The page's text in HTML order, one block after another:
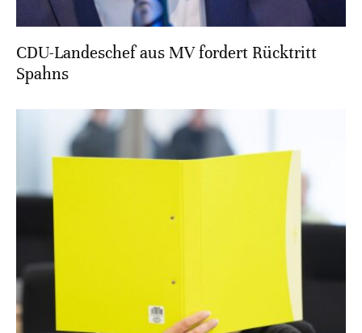
CDU-Landeschef aus MV fordert Rücktritt
Spahns